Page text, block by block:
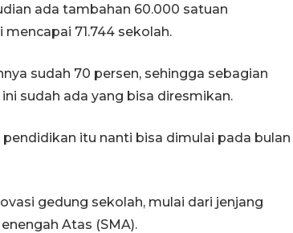
ada tambahan 60.000 satuan
71.744 sekolah.
sudah 70 persen, sehingga sebagian
sudah ada yang bisa diresmikan.
itu nanti bisa dimulai pada bulan
gedung sekolah, mulai dari jenjang
Atas (SMA).